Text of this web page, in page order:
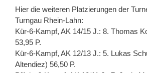
Hier die weiteren Platzierungen der
Turngau Rhein-Lahn:
Kür-6-Kampf, AK 14/15 J.: 8. Thomas
53,95 P.
Kür-6-Kampf, AK 12/13 J.: 5. Lukas
Altendiez) 56,50 P.